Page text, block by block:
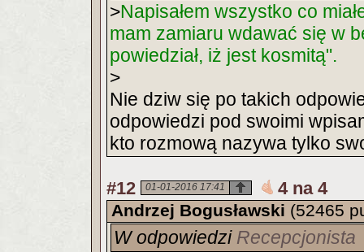
>Napisałem wszystko co
mam zamiaru wdawać się w
powiedział, iż jest kosmitą".
>
Nie dziw się po takich
odpowiedzi pod swoimi
kto rozmową nazywa tylko
#12 01-01-2016 17:41
4 na 4
Andrzej Bogusławski (52465
W odpowiedzi Recepcjonista